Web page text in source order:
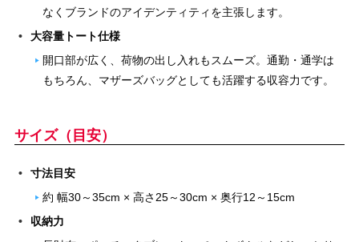
なくブランドのアイデンティティを主張します。
大容量トート仕様
開口部が広く、荷物の出し入れもスムーズ。通勤・通学は
もちろん、マザーズバッグとしても活躍する収容力です。
サイズ（目安）
寸法目安
約 幅30～35cm × 高さ25～30cm × 奥行12～15cm
収納力